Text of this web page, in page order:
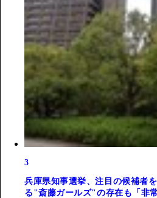
3
兵庫県知事選挙、注目の候補者
る"斎藤ガールズ"の存在も「非